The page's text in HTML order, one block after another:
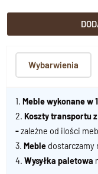
Wybarwienia
1. Meble wykonane w
2. Koszty transportu
-zależne od ilości
3. Meble dostarczamy
4. Wysyłka paletowa